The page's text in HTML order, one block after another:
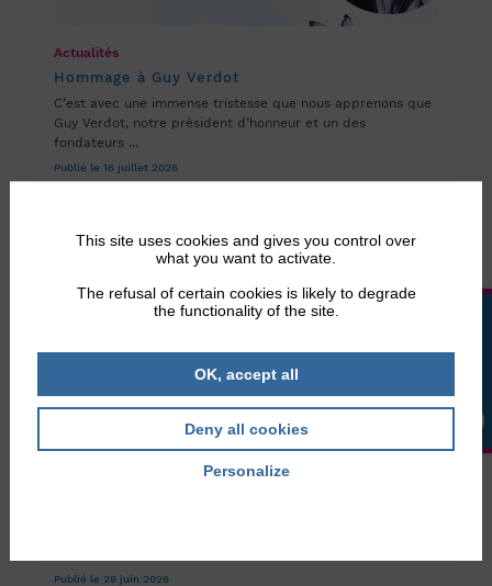
Actualités
Hommage à Guy Verdot
C’est avec une immense tristesse que nous apprenons que
Guy Verdot, notre président d’honneur et un des
fondateurs ...
Publié le 16 juillet 2026
Publié le 29 juin 2026
This site uses cookies and gives you control over
what you want to activate.
The refusal of certain cookies is likely to degrade
the functionality of the site.
OK, accept all
Deny all cookies
Personalize